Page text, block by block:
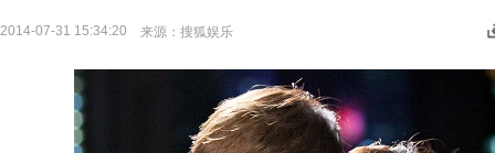
2014-07-31 15:34:20 来源： 搜狐娱乐